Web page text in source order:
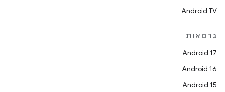
Android TV
גרסאות
Android 17
Android 16
Android 15